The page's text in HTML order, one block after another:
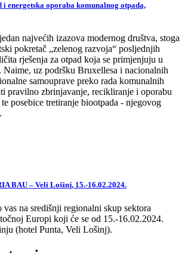
energetska oporaba komunalnog otpada,
najvećih izazova modernog društva, stoga
pokretač „zelenog razvoja“ posljednjih
rješenja za otpad koja se primjenjuju u
Naime, uz podršku Bruxellesa i nacionalnih
samouprave preko rada komunalnih
pravilno zbrinjavanje, recikliranje i oporabu
posebice tretiranje biootpada - njegovog
BAU – Veli Lošinj, 15.-16.02.2024.
na središnji regionalni skup sektora
Europi koji će se od 15.-16.02.2024.
(hotel Punta, Veli Lošinj).